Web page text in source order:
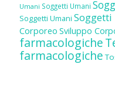
Umani Soggetti Umani
Soggetti Umani Soggetti
Corporeo Sviluppo
farmacologiche
farmacologiche